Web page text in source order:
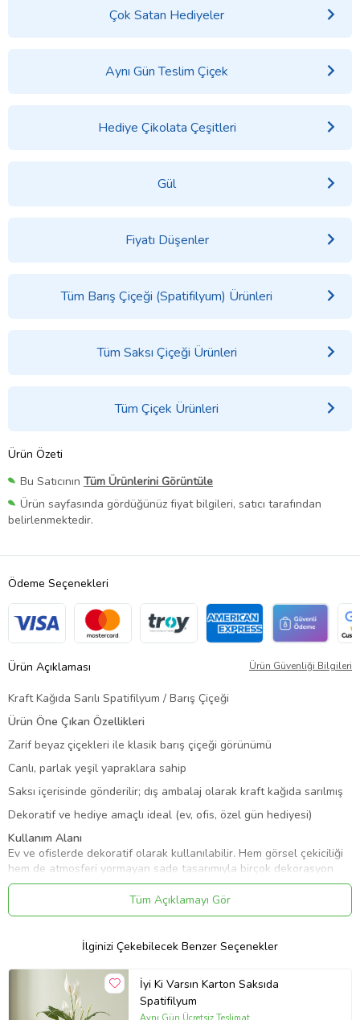
Çok Satan Hediyeler
Aynı Gün Teslim Çiçek
Hediye Çikolata Çeşitleri
Gül
Fiyatı Düşenler
Tüm Barış Çiçeği (Spatifilyum) Ürünleri
Tüm Saksı Çiçeği Ürünleri
Tüm Çiçek Ürünleri
Ürün Özeti
Bu Satıcının Tüm Ürünlerini Görüntüle
Ürün sayfasında gördüğünüz fiyat bilgileri, satıcı tarafından
belirlenmektedir.
Ödeme Seçenekleri
Ürün Açıklaması Ürün Güvenliği Bilgileri
Kraft Kağıda Sarılı Spatifilyum / Barış Çiçeği
Ürün Öne Çıkan Özellikleri
Zarif beyaz çiçekleri ile klasik barış çiçeği görünümü
Canlı, parlak yeşil yapraklara sahip
Saksı içerisinde gönderilir; dış ambalaj olarak kraft kağıda sarılmış
Dekoratif ve hediye amaçlı ideal (ev, ofis, özel gün hediyesi)
Kullanım Alanı
Ev ve ofislerde dekoratif olarak kullanılabilir. Hem görsel çekiciliği
hem de atmosferi yormayan sade tasarımıyla birçok dekorasyon
tarzına uyum sağlar.
18-25 °C arasında ortam sıcaklıkları uygundur, soğuğa ve
ani ısı değişimlerine karşı koruyun.
Toprağın üst yüzeyi hafif kuruduğunda sulayın; aşırı
sulamadan kaçının, su drenaj deliklerinden akmalıdır.
Tüm Açıklamayı Gör
İlginizi Çekebilecek Benzer Seçenekler
İyi Ki Varsın Karton Saksıda
Spatifilyum